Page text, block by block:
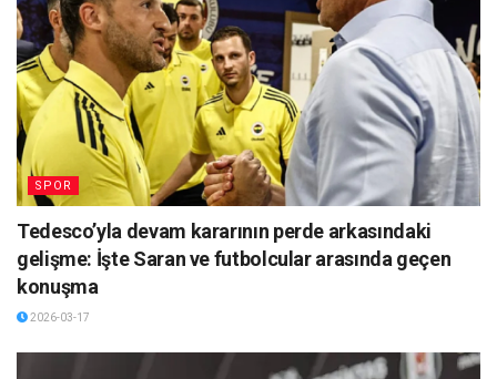
SPOR
Tedesco’yla devam kararının perde arkasındaki
gelişme: İşte Saran ve futbolcular arasında geçen
konuşma
2026-03-17